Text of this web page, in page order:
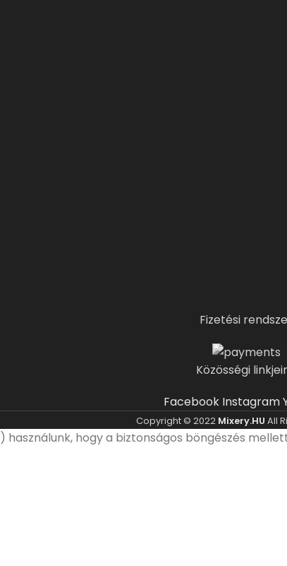
Fizetési
Közösségi
Facebook Instagram
Copyright © 2022 Mixery.HU All
hogy a biztonságos böngészés